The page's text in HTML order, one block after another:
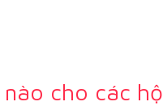
cho các